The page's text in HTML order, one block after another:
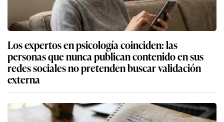
Los expertos en psicología coinciden: las
personas que nunca publican contenido en sus
redes sociales no pretenden buscar validación
externa